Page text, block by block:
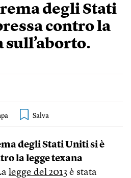
degli Stati
contro la
sull’aborto.
degli Stati Uniti si è
la legge texana
legge del 2013 è stata